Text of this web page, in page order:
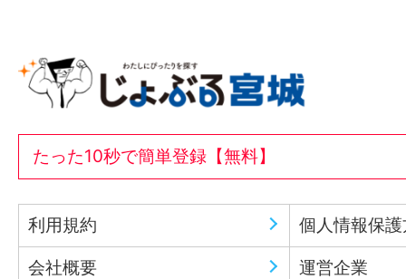
たった10秒で簡単登録【無料】
利用規約 個人情報保
会社概要 運営企業